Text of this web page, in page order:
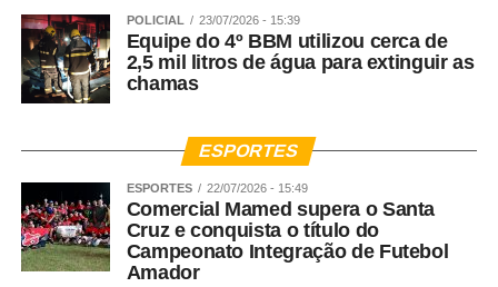
POLICIAL 23/07/2026 - 15:39
Equipe do 4º BBM utilizou cerca de
2,5 mil litros de água para extinguir as
chamas
ESPORTES
ESPORTES 22/07/2026 - 15:49
Comercial Mamed supera o Santa
Cruz e conquista o título do
Campeonato Integração de Futebol
Amador